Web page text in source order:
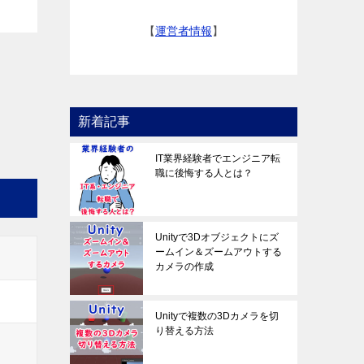
【運営者情報】
新着記事
IT業界経験者でエンジニア転
職に後悔する人とは？
Unityで3Dオブジェクトにズ
ームイン＆ズームアウトする
カメラの作成
Unityで複数の3Dカメラを切
り替える方法